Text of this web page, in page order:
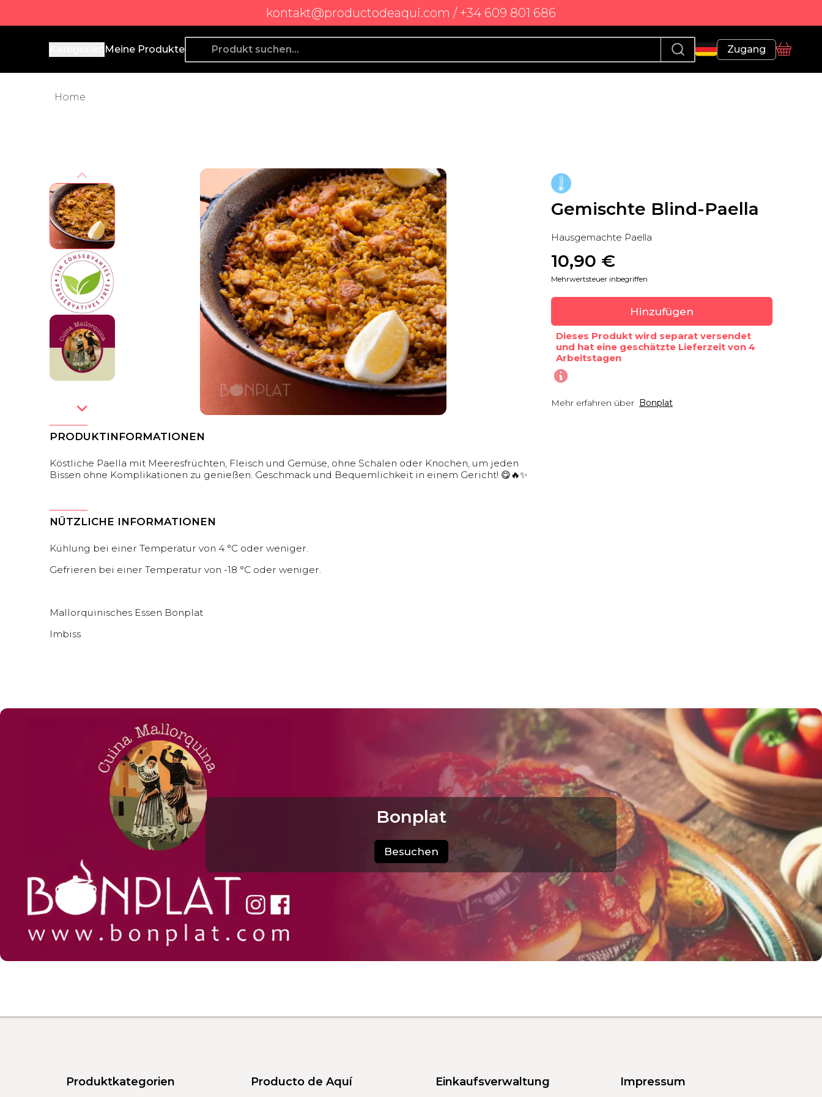
kontakt@productodeaqui.com / +34 609 801 686
Producto de Aquí
Meine Produkte Zugang
Profil
Korb
Home
Gemischte Blind-Paella
Hausgemachte Paella
10,90 €
Mehrwertsteuer inbegriffen
Hinzufügen
Dieses Produkt wird separat versendet
und hat eine geschätzte Lieferzeit von 4
Arbeitstagen
Mehr erfahren über Bonplat
PRODUKTINFORMATIONEN
Köstliche Paella mit Meeresfrüchten, Fleisch und Gemüse, ohne Schalen oder Knochen, um jeden
Bissen ohne Komplikationen zu genießen. Geschmack und Bequemlichkeit in einem Gericht! 😋🔥✨
NÜTZLICHE INFORMATIONEN
Kühlung bei einer Temperatur von 4 °C oder weniger.
Gefrieren bei einer Temperatur von -18 °C oder weniger.
Mallorquinisches Essen Bonplat
Imbiss
Bonplat
Besuchen
Produktkategorien Producto de Aquí Einkaufsverwaltung Impressum